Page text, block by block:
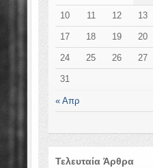
« Απρ
10 11 12 13
17 18 19 20
24 25 26 27
31
Τελευταία Άρθρα